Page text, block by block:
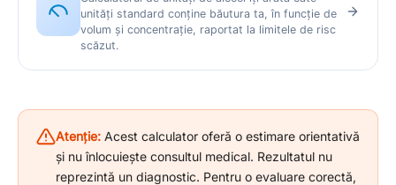
unități standard conține băutura ta, în funcție de
volum și concentrație, raportat la limitele de risc
scăzut.
Atenție: Acest calculator oferă o estimare orientativă
și nu înlocuiește consultul medical. Rezultatul nu
reprezintă un diagnostic. Pentru o evaluare corectă,